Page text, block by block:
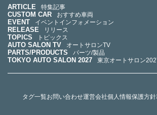
ARTICLE 特集記事
CUSTOM CAR おすすめ車両
EVENT イベントインフォメーション
RELEASE リリース
TOPICS トピックス
AUTO SALON TV オートサロンTV
PARTS/PRODUCTS パーツ/製品
TOKYO AUTO SALON 2027 東京オートサロン
タグ一覧お問い合わせ運営会社個人情報保護方針